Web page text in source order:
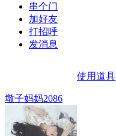
串个门
加好友
打招呼
发消息
使用道具
墩子妈妈2086